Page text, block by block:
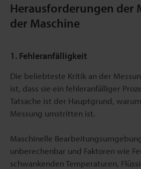
Herausforderungen der
der Maschine
1. Fehleranfälligkeit
Die beliebteste Kritik an der
ist, dass sie ein fehleranfälliger
Tatsache ist der Hauptgrund,
Messung umstritten ist.
Maschinelle
unberechenbar und Faktoren wie
schwankenden Temperaturen,